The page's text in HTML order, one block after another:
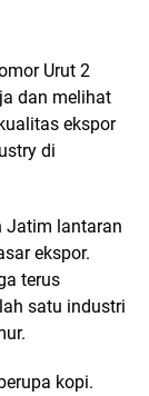
Urut 2
dan melihat
ekspor
di
Jatim lantaran
ekspor.
terus
satu industri
kopi.